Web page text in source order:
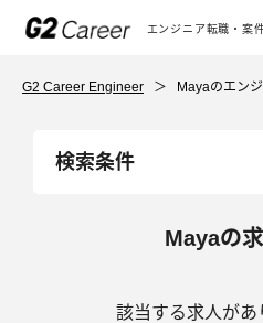
エンジニア転職・案
G2 Career Engineer ＞ Mayaのエン
検索条件
Mayaの
該当する求人があ